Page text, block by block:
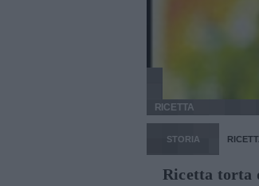
RICETTA
STORIA
Ricetta torta